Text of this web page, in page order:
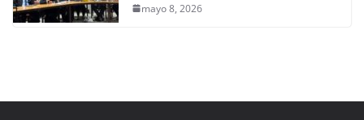
mayo 8, 2026